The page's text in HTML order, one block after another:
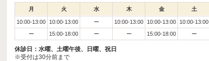
月 火 水 木 金 土
10:00-13:00 10:00-13:00 ー 10:00-13:00 10:00-13:00 10:00-13:00
ー
15:00-18:00 ー ー 15:00-18:00 ー
休診日：水曜、土曜午後、日曜、祝日
※受付は30分前まで